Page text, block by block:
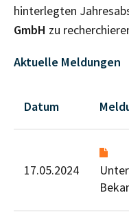
hinterlegten
GmbH zu
Aktuelle Meldungen
Datum
17.05.2024